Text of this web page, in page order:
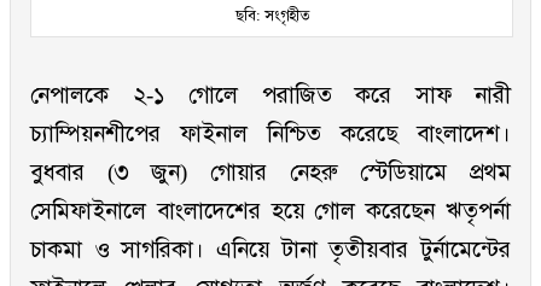
ছবি: সংগৃহীত
নেপালকে ২-১ গোলে পরাজিত করে সাফ নারী
চ্যাম্পিয়নশীপের ফাইনাল নিশ্চিত করেছে বাংলাদেশ।
বুধবার (৩ জুন) গোয়ার নেহরু স্টেডিয়ামে প্রথম
সেমিফাইনালে বাংলাদেশের হয়ে গোল করেছেন ঋতৃপর্না
চাকমা ও সাগরিকা। এনিয়ে টানা তৃতীয়বার টুর্নামেন্টের